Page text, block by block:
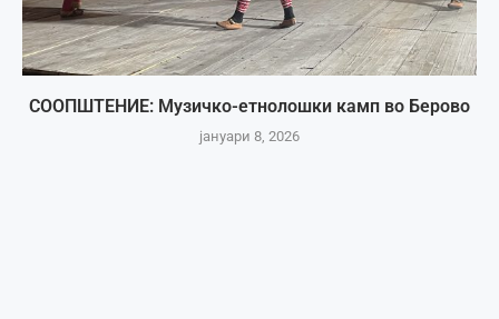
СООПШТЕНИЕ: Музичко-етнолошки камп во Берово
јануари 8, 2026